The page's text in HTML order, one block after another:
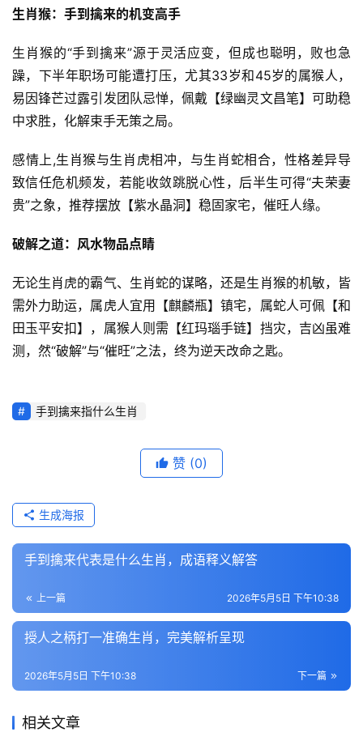
生肖猴：手到擒来的机变高手
生肖猴的“手到擒来”源于灵活应变，但成也聪明，败也急
躁，下半年职场可能遭打压，尤其33岁和45岁的属猴人，
易因锋芒过露引发团队忌惮，佩戴【绿幽灵文昌笔】可助稳
中求胜，化解束手无策之局。
感情上,生肖猴与生肖虎相冲，与生肖蛇相合，性格差异导
致信任危机频发，若能收敛跳脱心性，后半生可得“夫荣妻
贵”之象，推荐摆放【紫水晶洞】稳固家宅，催旺人缘。
破解之道：风水物品点睛
无论生肖虎的霸气、生肖蛇的谋略，还是生肖猴的机敏，皆
需外力助运，属虎人宜用【麒麟瓶】镇宅，属蛇人可佩【和
田玉平安扣】，属猴人则需【红玛瑙手链】挡灾，吉凶虽难
测，然“破解”与“催旺”之法，终为逆天改命之匙。
手到擒来指什么生肖
赞 (0)
生成海报
手到擒来代表是什么生肖，成语释义解答
上一篇 2026年5月5日 下午10:38
授人之柄打一准确生肖，完美解析呈现
下一篇
2026年5月5日 下午10:38
相关文章